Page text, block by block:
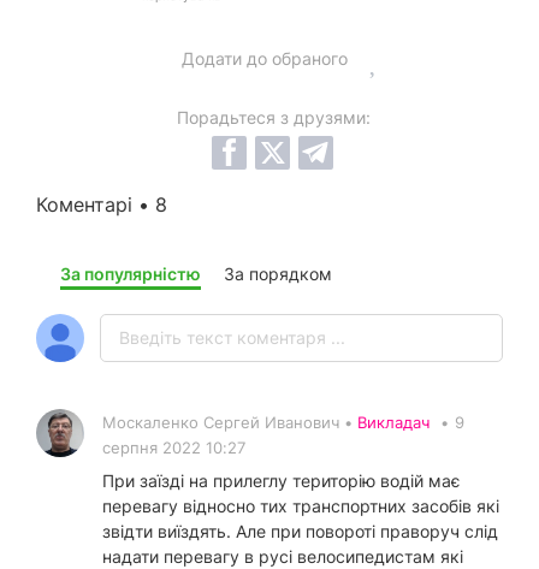
Додати до обраного
Порадьтеся з друзями:
Коментарі • 8
За популярністю За порядком
Москаленко Сергей Иванович • Викладач • 9
серпня 2022 10:27
При заїзді на прилеглу територію водій має
перевагу відносно тих транспортних засобів які
звідти виїздять. Але при повороті праворуч слід
надати перевагу в русі велосипедистам які